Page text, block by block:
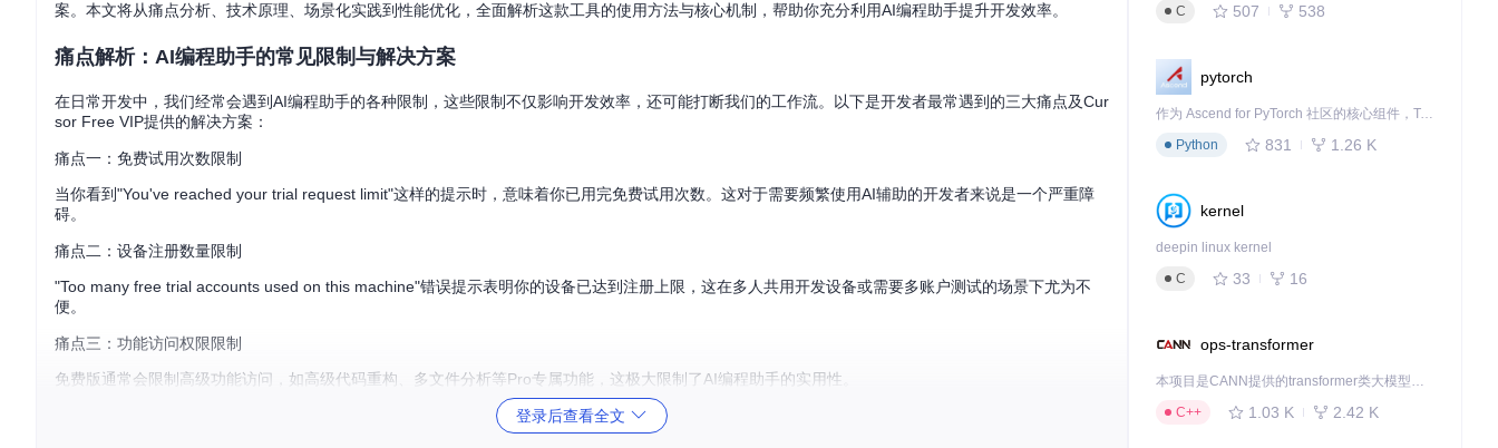
案。本文将从痛点分析、技术原理、场景化实践到性能优化，全面解析这款工具的使用方法与核心机制，帮助你充分利用AI编程助手提升开发效率。
痛点解析：AI编程助手的常见限制与解决方案
在日常开发中，我们经常会遇到AI编程助手的各种限制，这些限制不仅影响开发效率，还可能打断我们的工作流。以下是开发者最常遇到的三大痛点及Cur
sor Free VIP提供的解决方案：
痛点一：免费试用次数限制
当你看到"You've reached your trial request limit"这样的提示时，意味着你已用完免费试用次数。这对于需要频繁使用AI辅助的开发者来说是一个严重障
碍。
痛点二：设备注册数量限制
"Too many free trial accounts used on this machine"错误提示表明你的设备已达到注册上限，这在多人共用开发设备或需要多账户测试的场景下尤为不
便。
痛点三：功能访问权限限制
免费版通常会限制高级功能访问，如高级代码重构、多文件分析等Pro专属功能，这极大限制了AI编程助手的实用性。
登录后查看全文
C
507 538
pytorch
作为 Ascend for PyTorch 社区的核心组件，TorchNPU 是昇腾专为 PyTorch 打造的深度学习适配插件，使 PyTorch 框架能够直接调用昇腾 NPU，为开发者提供昇腾 AI 处理器的超强算力。
Python
831 1.26 K
kernel
deepin linux kernel
C
33 16
ops-transformer
本项目是CANN提供的transformer类大模型算子库，实现网络在NPU上加速计算。
C++
1.03 K 2.42 K